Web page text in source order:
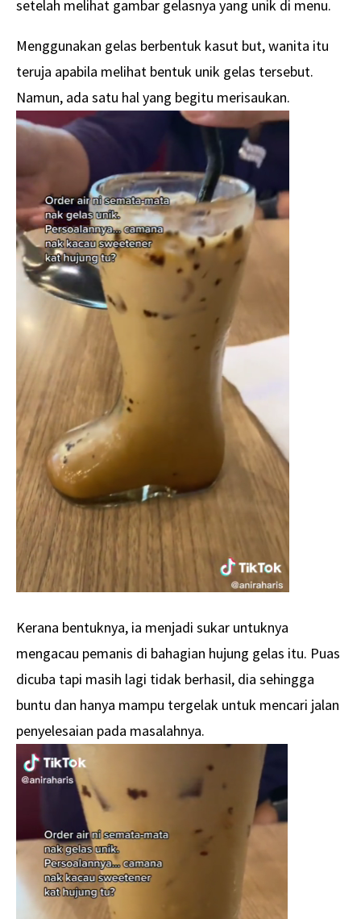
setelah melihat gambar gelasnya yang unik di menu.
Menggunakan gelas berbentuk kasut but, wanita itu
teruja apabila melihat bentuk unik gelas tersebut.
Namun, ada satu hal yang begitu merisaukan.
Kerana bentuknya, ia menjadi sukar untuknya
mengacau pemanis di bahagian hujung gelas itu. Puas
dicuba tapi masih lagi tidak berhasil, dia sehingga
buntu dan hanya mampu tergelak untuk mencari jalan
penyelesaian pada masalahnya.